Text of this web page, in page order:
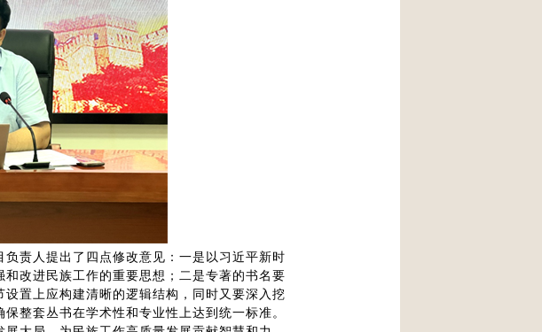
责人提出了四点修改意见：一是以习近平新时
改进民族工作的重要思想；二是专著的书名要
置上应构建清晰的逻辑结构，同时又要深入挖
整套丛书在学术性和专业性上达到统一标准。